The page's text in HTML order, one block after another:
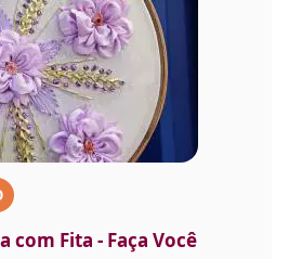
com Fita - Faça Você